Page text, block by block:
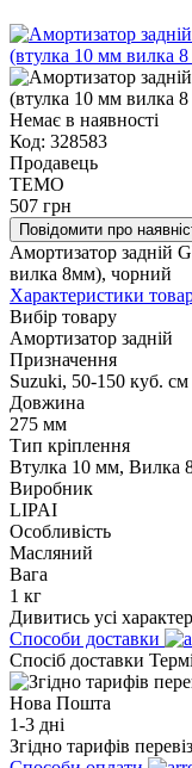
Немає в наявності
Код: 328583
Продавець
TEMO
507 грн
Повідомити про
Амортизатор задній
вилка 8мм), чорний
Характеристики
Вибір товару
Амортизатор задній
Призначення
Suzuki, 50-150 куб.
Довжина
275 мм
Тип кріплення
Втулка 10 мм, Вилка
Виробник
LIPAI
Особливість
Масляний
Вага
1 кг
Дивитись усі
Способи доставки
Спосіб доставки
Нова Пошта
1-3 дні
Згідно тарифів